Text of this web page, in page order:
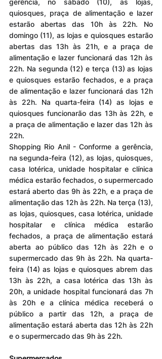
gerência, no sábado (10), as lojas,
quiosques, praça de alimentação e lazer
estarão abertas das 10h às 22h. No
domingo (11), as lojas e quiosques estarão
abertas das 13h às 21h, e a praça de
alimentação e lazer funcionará das 12h às
22h. Na segunda (12) e terça (13) as lojas
e quiosques estarão fechados, e a praça
de alimentação e lazer funcionará das 12h
às 22h. Na quarta-feira (14) as lojas e
quiosques funcionarão das 13h às 22h, e
a praça de alimentação e lazer das 12h às
22h.
Shopping Rio Anil - Conforme a gerência,
na segunda-feira (12), as lojas, quiosques,
casa lotérica, unidade hospitalar e clínica
médica estarão fechados, o supermercado
estará aberto das 9h às 22h, e a praça de
alimentação das 12h às 22h. Na terça (13),
as lojas, quiosques, casa lotérica, unidade
hospitalar e clínica médica estarão
fechados, a praça de alimentação estará
aberta ao público das 12h às 22h e o
supermercado das 9h às 22h. Na quarta-
feira (14) as lojas e quiosques abrem das
13h às 22h, a casa lotérica das 13h às
20h, a unidade hospital funcionará das 7h
às 20h e a clínica médica receberá o
público a partir das 12h, a praça de
alimentação estará aberta das 12h às 22h
e o supermercado das 9h às 22h.